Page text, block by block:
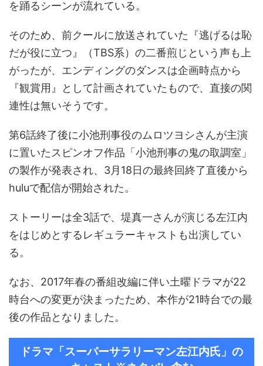
を踊るシーンが流れている。
そのため、前クールに放送されていた『逃げるは恥
だが役に立つ』（TBS系）の二番煎じという声も上
がったが、エンディングのダンスは企画時点から
『観賞用』として計画されていたもので、直接の関
連性は無いそうです。
第6話終了後に小池刑事役のムロツヨシさんが主演
に置いたスピンオフ作品「小池刑事の鬼の取調室」
の製作が発表され、3月18日の最終回終了直後から
huluで配信が開始された。
ストーリーは全3話で、堤真一さんが演じる左江内
をはじめとするレギュラーキャストも出演してい
る。
なお、2017年春の番組改編に伴い土曜ドラマが22
時台への変更が決まったため、本作が21時台での最
後の作品となりました。
ドラマ「スーパーサラリーマン左江内氏」の